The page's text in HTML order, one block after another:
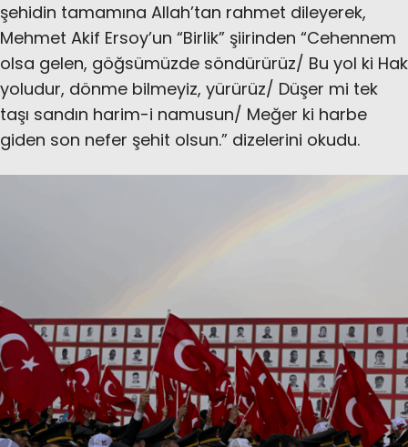
şehidin tamamına Allah’tan rahmet dileyerek,
Mehmet Akif Ersoy’un “Birlik” şiirinden “Cehennem
olsa gelen, göğsümüzde söndürürüz/ Bu yol ki Hak
yoludur, dönme bilmeyiz, yürürüz/ Düşer mi tek
taşı sandın harim-i namusun/ Meğer ki harbe
giden son nefer şehit olsun.” dizelerini okudu.